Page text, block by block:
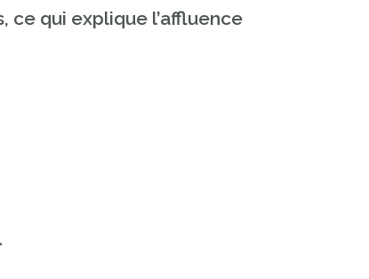
ce qui explique l’affluence